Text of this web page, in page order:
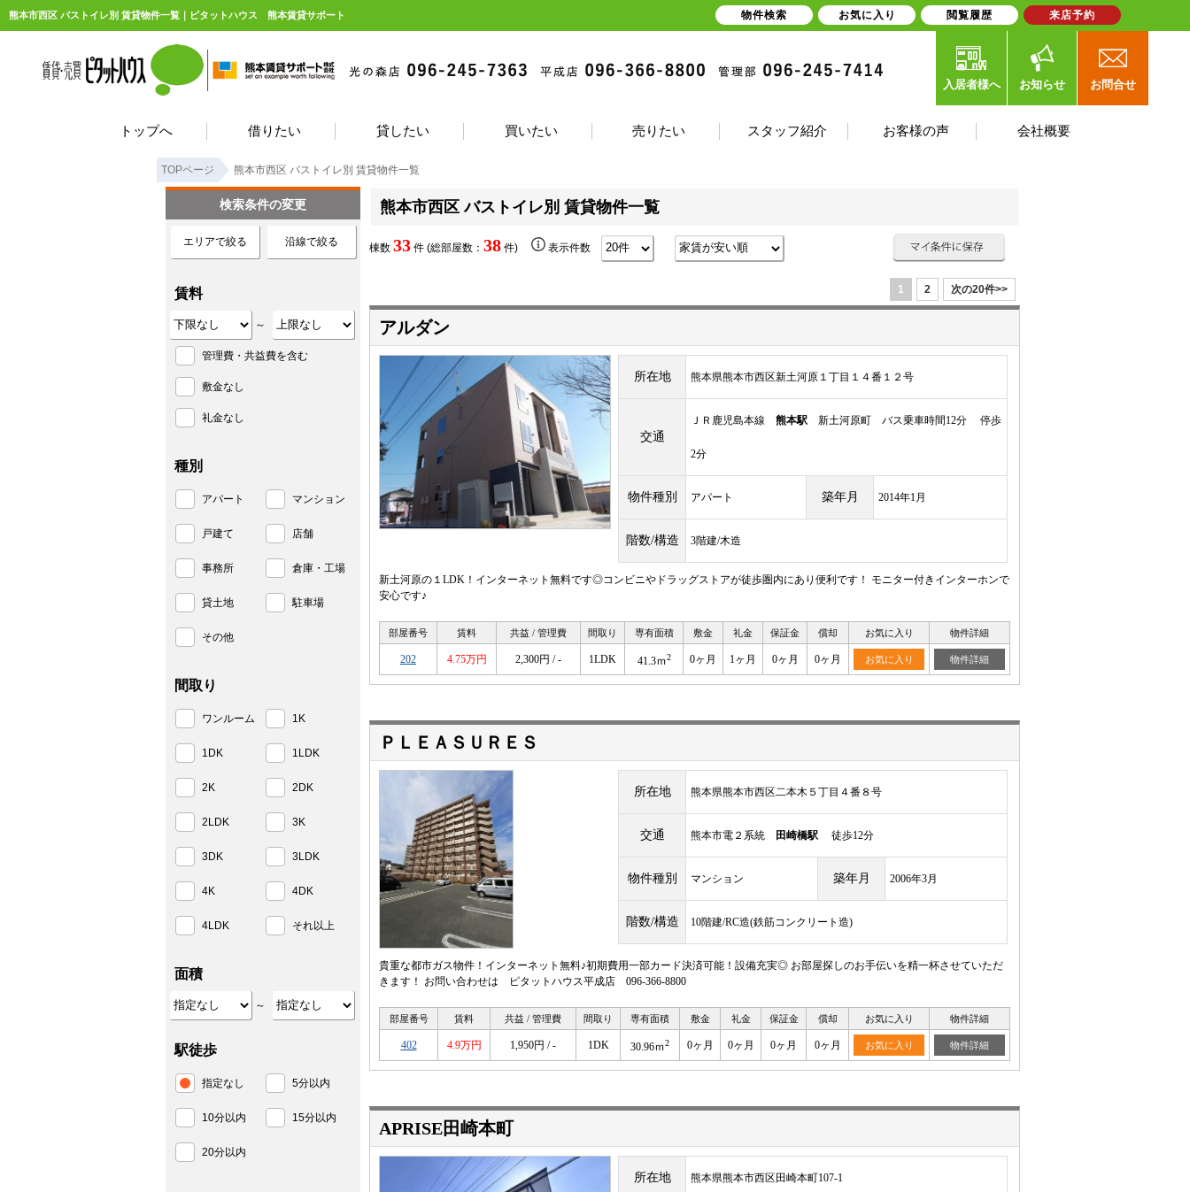
熊本市西区 バストイレ別 賃貸物件一覧｜ピタットハウス 熊本賃貸サポート
入居者様へ お知らせ お問合せ
トップへ 借りたい 貸したい 買いたい 売りたい スタッフ紹介 お客様の声 会社概要
TOPページ 熊本市西区 バストイレ別 賃貸物件一覧
熊本市西区 バストイレ別 賃貸物件一覧
棟数 33 件 (総部屋数： 38 件) 表示件数
1 2 次の20件>>
アルダン
所在地 熊本県熊本市西区新土河原１丁目１４番１２号
交通
ＪＲ鹿児島本線 熊本駅 新土河原町 バス乗車時間12分 停歩
2分
物件種別 アパート 築年月 2014年1月
階数/構造 3階建/木造
新土河原の１LDK！インターネット無料です◎コンビニやドラッグストアが徒歩圏内にあり便利です！ モニター付きインターホンで
安心です♪
部屋番号 賃料 共益 / 管理費 間取り 専有面積 敷金 礼金 保証金 償却 お気に入り 物件詳細
202 4.75万円 2,300円 / - 1LDK 41.3ｍ2 0ヶ月 1ヶ月 0ヶ月 0ヶ月 お気に入り 物件詳細
ＰＬＥＡＳＵＲＥＳ
所在地 熊本県熊本市西区二本木５丁目４番８号
交通 熊本市電２系統 田崎橋駅 徒歩12分
物件種別 マンション 築年月 2006年3月
階数/構造 10階建/RC造(鉄筋コンクリート造)
貴重な都市ガス物件！インターネット無料♪初期費用一部カード決済可能！設備充実◎ お部屋探しのお手伝いを精一杯させていただ
きます！ お問い合わせは ピタットハウス平成店 096-366-8800
部屋番号 賃料 共益 / 管理費 間取り 専有面積 敷金 礼金 保証金 償却 お気に入り 物件詳細
402 4.9万円 1,950円 / - 1DK 30.96ｍ2 0ヶ月 0ヶ月 0ヶ月 0ヶ月 お気に入り 物件詳細
APRISE田崎本町
所在地 熊本県熊本市西区田崎本町107-1
検索条件の変更
エリアで絞る 沿線で絞る
賃料
～
管理費・共益費を含む
敷金なし
礼金なし
種別
アパート マンション
戸建て 店舗
事務所 倉庫・工場
貸土地 駐車場
その他
間取り
ワンルーム 1K
1DK 1LDK
2K 2DK
2LDK 3K
3DK 3LDK
4K 4DK
4LDK それ以上
面積
～
駅徒歩
指定なし 5分以内
10分以内 15分以内
20分以内
物件検索 お気に入り 閲覧履歴 来店予約